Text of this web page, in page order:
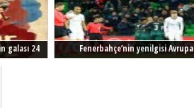
galası 24
Fenerbahçe’nin yenilgisi Avrupa